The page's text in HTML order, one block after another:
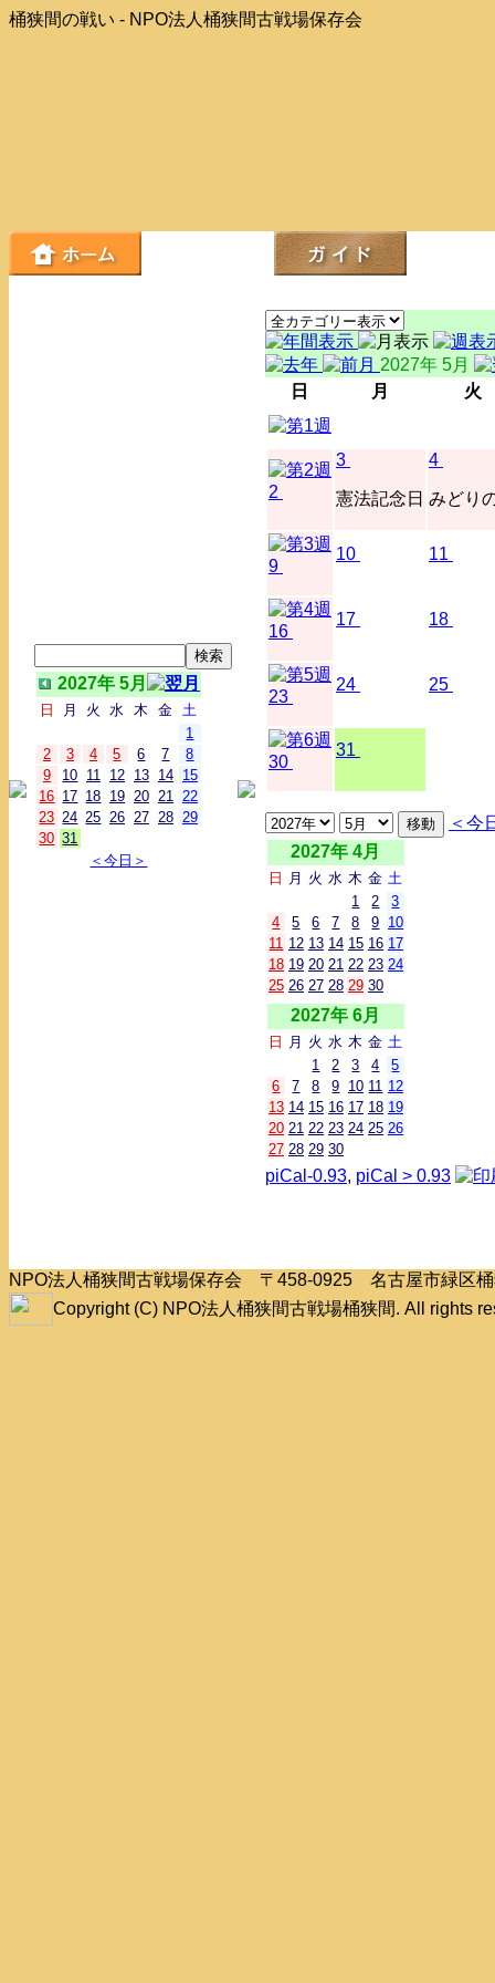
桶狭間の戦い - NPO法人桶狭間古戦場保存会
2027年 5月
日 月 火 水 木 金
土
1
2
3 4 5 6 7
8
9
10 11 12 13 14 15
16 17 18 19 20 21 22
23 24 25 26 27 28 29
30 31
＜今日＞
2027年 5月
日
月 火
2
3
憲法記念日
4
みどり
9
10 11
16
17 18
23
24 25
30
31
＜今
2027年 4月
日 月 火 水 木 金 土
1
2
3
4
5 6 7 8 9 10
11 12 13 14 15 16 17
18 19 20 21 22 23 24
25 26 27 28 29 30
2027年 6月
日 月 火 水 木 金 土
1
2 3 4
5
6
7 8 9 10 11 12
13 14 15 16 17 18 19
20 21 22 23 24 25 26
27 28 29 30
piCal-0.93, piCal > 0.93
NPO法人桶狭間古戦場保存会 〒458-0925 名古屋市緑区
Copyright (C) NPO法人桶狭間古戦場桶狭間. All rights